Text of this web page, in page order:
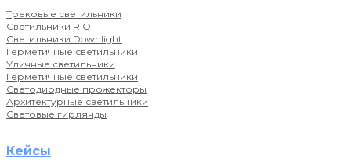
Трековые светильники
Светильники RIO
Светильники Downlight
Герметичные светильники
Уличные светильники
Герметичные светильники
Светодиодные прожекторы
Архитектурные светильники
Световые гирлянды
Кейсы